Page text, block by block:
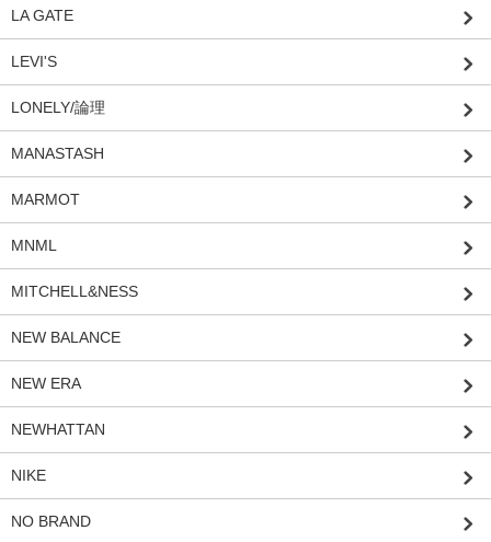
LA GATE
LEVI'S
LONELY/論理
MANASTASH
MARMOT
MNML
MITCHELL&NESS
NEW BALANCE
NEW ERA
NEWHATTAN
NIKE
NO BRAND